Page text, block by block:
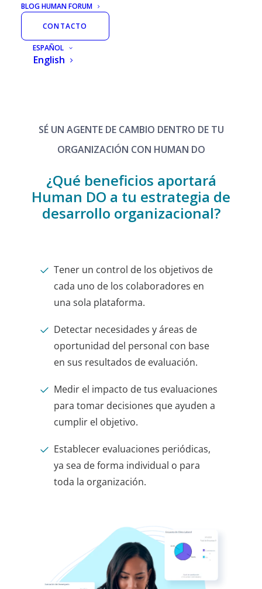
BLOG HUMAN FORUM
CONTACTO
ESPAÑOL
English
SOLICITA UNA COTIZACIÓN
SÉ UN AGENTE DE CAMBIO DENTRO DE TU
ORGANIZACIÓN CON HUMAN DO
¿Qué beneficios aportará
Human DO a tu estrategia de
desarrollo organizacional?
Tener un control de los objetivos de
cada uno de los colaboradores en
una sola plataforma.
Detectar necesidades y áreas de
oportunidad del personal con base
en sus resultados de evaluación.
Medir el impacto de tus evaluaciones
para tomar decisiones que ayuden a
cumplir el objetivo.
Establecer evaluaciones periódicas,
ya sea de forma individual o para
toda la organización.